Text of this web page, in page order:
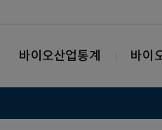
바이오산업통계 바이